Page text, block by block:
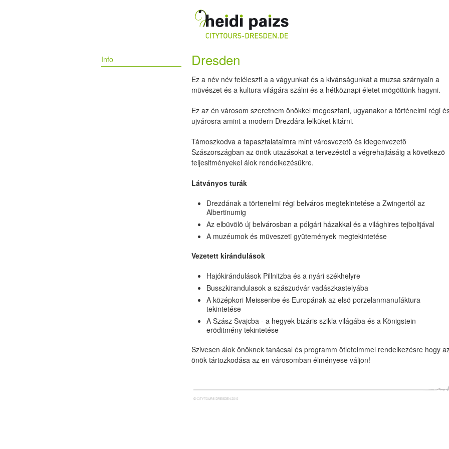
Info Dresden
Ez a név név feléleszti a a vágyunkat és a kivánságunkat a muzsa szárnyain a
müvészet és a kultura világára szálni és a hétköznapi életet mögöttünk hagyni.
Ez az én városom szeretnem önökkel megosztani, ugyanakor a történelmi régi
ujvárosra amint a modern Drezdára lelküket kitárni.
Támoszkodva a tapasztalataimra mint városvezetö és idegenvezetö
Szászországban az önök utazásokat a tervezéstöl a végrehajtásáig a következö
teljesitményekel álok rendelkezésükre.
Látványos turák
Drezdának a törtenelmi régi belváros megtekintetése a Zwingertól az
Albertinumig
Az elbüvölö új belvárosban a pólgári házakkal és a világhires tejboltjával
A muzéumok és müveszeti gyütemények megtekintetése
Vezetett kirándulások
Hajókirándulások Pillnitzba és a nyári székhelyre
Busszkirandulasok a szászudvár vadászkastelyába
A középkori Meissenbe és Europának az elsö porzelanmanufáktura
tekintetése
A Szász Svajcba - a hegyek bizáris szikla világába és a Königstein
eröditmény tekintetése
Szivesen álok önöknek tanácsal és programm ötleteimmel rendelkezésre hogy
önök tártozkodása az en városomban élményese váljon!